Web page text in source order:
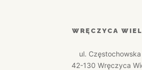
WRĘCZYCA
ul. Częstochowska
42-130 Wręczyca